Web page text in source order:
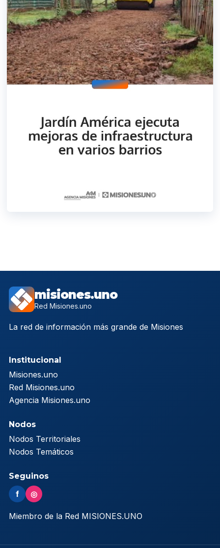
misiones.uno
Red Misiones.uno
La red de información más grande de Misiones
Institucional
Misiones.uno
Red Misiones.uno
Agencia Misiones.uno
Nodos
Nodos Territoriales
Nodos Temáticos
Seguinos
f ◎
Miembro de la Red MISIONES.UNO